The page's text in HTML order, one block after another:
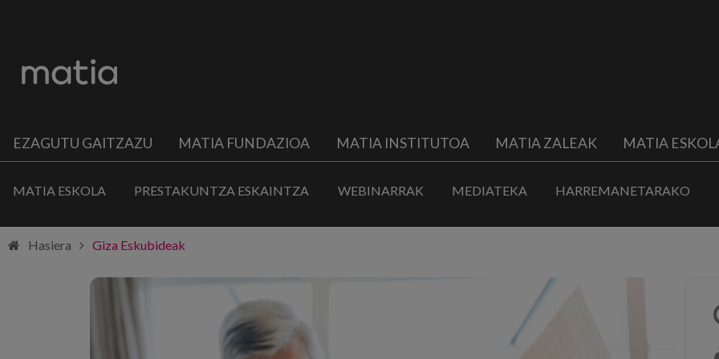
EZAGUTU GAITZAZU MATIA FUNDAZIOA MATIA INSTITUTOA MATIA ZALEAK MATIA
MATIA ESKOLA PRESTAKUNTZA ESKAINTZA WEBINARRAK MEDIATEKA HARREMANETARAKO
Hasiera Giza Eskubideak